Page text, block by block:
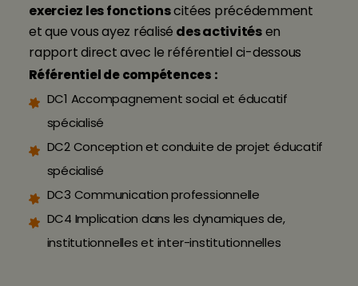
exerciez les fonctionscitées précédemment
et que vous ayez réalisé des activitésen
rapport direct avec le référentiel ci-dessous
Référentiel de compétences :
DC1 Accompagnement social et éducatif
spécialisé
DC2 Conception et conduite de projet éducatif
spécialisé
DC3 Communication professionnelle
DC4 Implication dans les dynamiques de,
institutionnelles et inter-institutionnelles